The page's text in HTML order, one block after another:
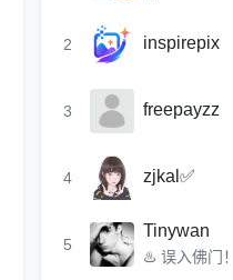
2 inspirepix
3 freepayzz
4 zjkal✅
5
Tinywan
♨️ 误入佛门！